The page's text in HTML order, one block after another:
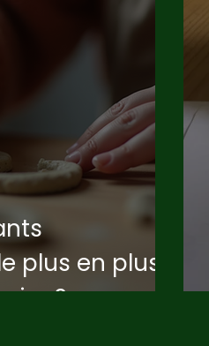
plus en plus
?